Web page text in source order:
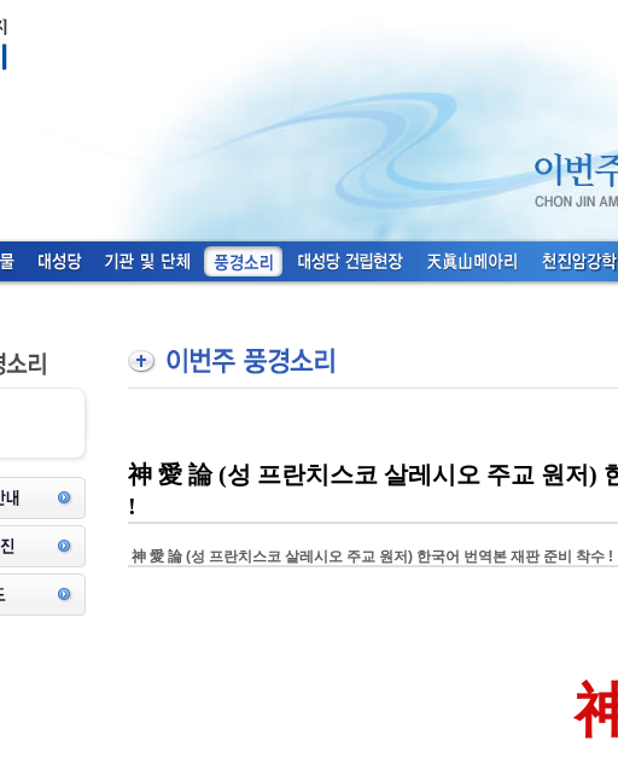
神 愛 論 (성 프란치스코 살레시오 주교 원저)
!
神 愛 論 (성 프란치스코 살레시오 주교 원저) 한국어 번역본 재판 준비 착수 !